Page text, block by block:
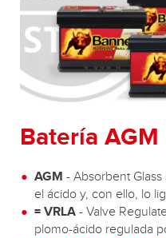
Batería AGM
AGM - Absorbent
el ácido y, con ello, lo
= VRLA - Valve
plomo-ácido regulada